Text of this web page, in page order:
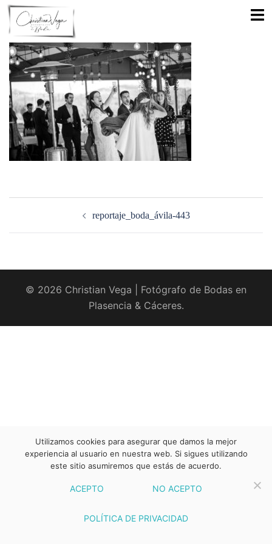
Saltar
contenido
reportaje_boda_ávila-443
© 2026 Christian Vega | Fotógrafo de Bodas en
Plasencia & Cáceres.
Utilizamos cookies para asegurar que damos la mejor
experiencia al usuario en nuestra web. Si sigues utilizando
este sitio asumiremos que estás de acuerdo.
ACEPTO NO ACEPTO
POLÍTICA DE PRIVACIDAD